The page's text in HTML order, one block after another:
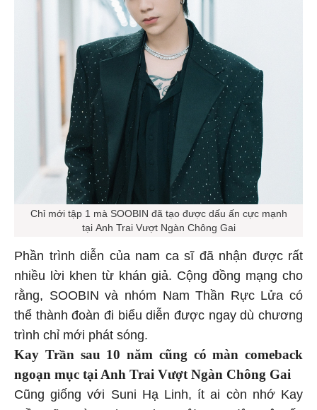
Chỉ mới tập 1 mà SOOBIN đã tạo được dấu ấn cực mạnh
tại Anh Trai Vượt Ngàn Chông Gai
Phần trình diễn của nam ca sĩ đã nhận được rất
nhiều lời khen từ khán giả. Cộng đồng mạng cho
rằng, SOOBIN và nhóm Nam Thần Rực Lửa có
thể thành đoàn đi biểu diễn được ngay dù chương
trình chỉ mới phát sóng.
Kay Trần sau 10 năm cũng có màn comeback
ngoạn mục tại Anh Trai Vượt Ngàn Chông Gai
Cũng giống với Suni Hạ Linh, ít ai còn nhớ Kay